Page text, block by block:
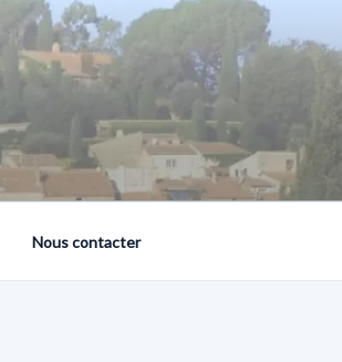
Nous contacter